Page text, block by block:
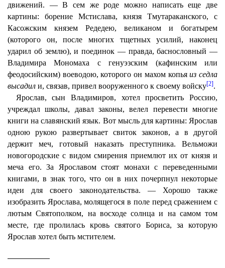
движений. — В сем же роде можно написать еще две
картины: борение Мстислава, князя Тмутараканского, с
Касожским князем Редедею, великаном и богатырем
(которого он, после многих тщетных усилий, наконец
ударил об землю), и поединок — правда, баснословный —
Владимира Мономаха с генуэзским (кафинским или
феодосийским) воеводою, которого он махом копьяиз седла
высадил и, связав, привел вооруженного к своему войску[2].
Ярослав, сын Владимиров, хотел просветить Россию,
учреждал школы, давал законы, велел перевести многие
книги на славянский язык. Вот мысль для картины: Ярослав
одною рукою развертывает свиток законов, а в другой
держит меч, готовый наказать преступника. Вельможи
новогородские с видом смирения приемлют их от князя и
меча его. За Ярославом стоят монахи с переведенными
книгами, в знак того, что он в них почерпнул некоторые
идеи для своего законодательства. — Хорошо также
изобразить Ярослава, молящегося в поле перед сражением с
лютым Святополком, на восходе солнца и на самом том
месте, где пролилась кровь святого Бориса, за которую
Ярослав хотел быть мстителем.